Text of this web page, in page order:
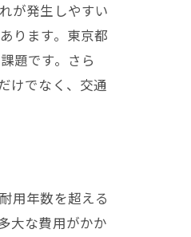
が発生しやすい
ります。東京都
題です。さら
けでなく、交通
用年数を超える
大な費用がかか